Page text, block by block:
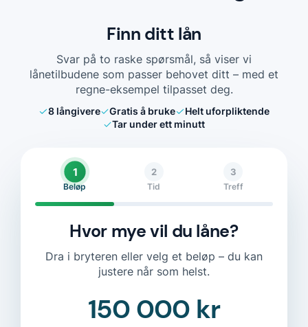
Finn ditt lån
Svar på to raske spørsmål, så viser vi
lånetilbudene som passer behovet ditt – med et
regne-eksempel tilpasset deg.
8långivere Gratis å bruke
Helt uforpliktende
Tar under ett minutt
1
Beløp
2
Tid
3
Treff
Hvor mye vil du låne?
Dra i bryteren eller velg et beløp – du kan
justere når som helst.
150 000 kr